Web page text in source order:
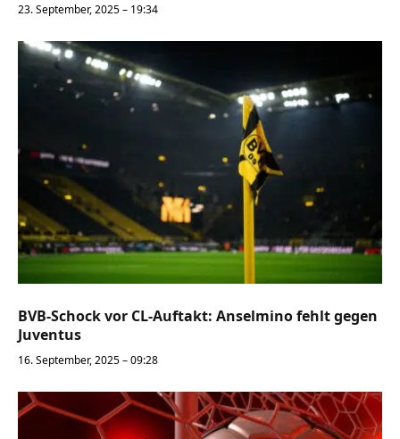
23. September, 2025 – 19:34
BVB-Schock vor CL-Auftakt: Anselmino fehlt gegen
Juventus
16. September, 2025 – 09:28